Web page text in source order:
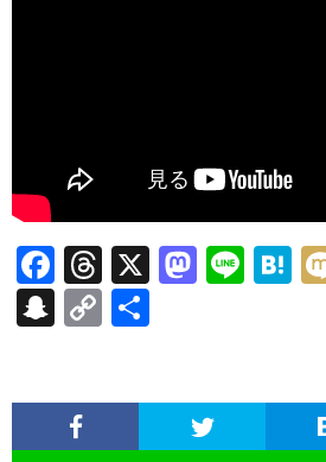
F
ac
e
o
T
hr
ea
X
M
o
Li H
a
S
pc
C